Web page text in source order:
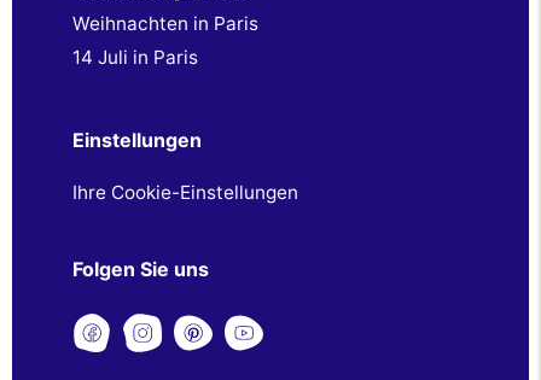
Weihnachten in Paris
14 Juli in Paris
Einstellungen
Ihre Cookie-Einstellungen
Folgen Sie uns